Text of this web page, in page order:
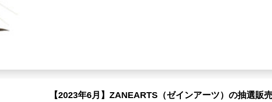
【2023年6月】ZANEARTS（ゼインアーツ）の抽選販